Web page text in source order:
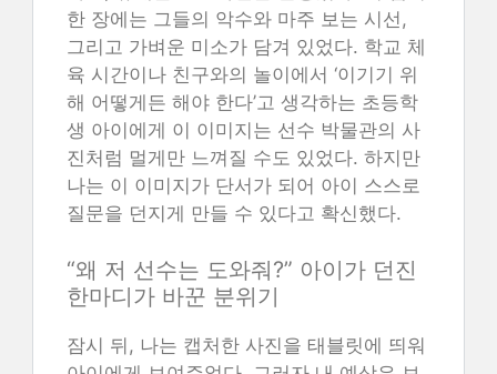
한 장에는 그들의 악수와 마주 보는 시선,
그리고 가벼운 미소가 담겨 있었다. 학교 체
육 시간이나 친구와의 놀이에서 ‘이기기 위
해 어떻게든 해야 한다’고 생각하는 초등학
생 아이에게 이 이미지는 선수 박물관의 사
진처럼 멀게만 느껴질 수도 있었다. 하지만
나는 이 이미지가 단서가 되어 아이 스스로
질문을 던지게 만들 수 있다고 확신했다.
“왜 저 선수는 도와줘?” 아이가 던진
한마디가 바꾼 분위기
잠시 뒤, 나는 캡처한 사진을 태블릿에 띄워